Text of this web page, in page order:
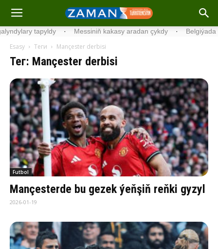
· Messiniň kakasy aradan çykdy · Belgiýada kondisionerleriň
Esasy Теги Mançester derbisi
Тег: Mançester derbisi
Futbol
Mançesterde bu gezek ýeňşiň reňki gyzyl
2026-01-19